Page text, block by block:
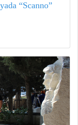
“Scanno”